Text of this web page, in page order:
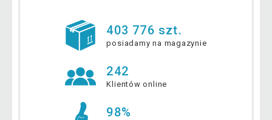
403 776 szt.
posiadamy na magazynie
242
Klientów online
98%